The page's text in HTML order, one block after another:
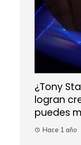
¿Tony
logran
puedes
Hace 1 año